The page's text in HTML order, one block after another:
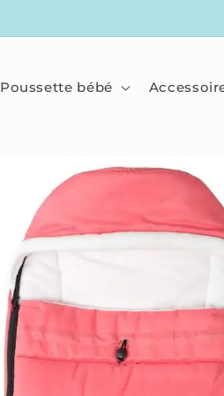
Poussette bébé